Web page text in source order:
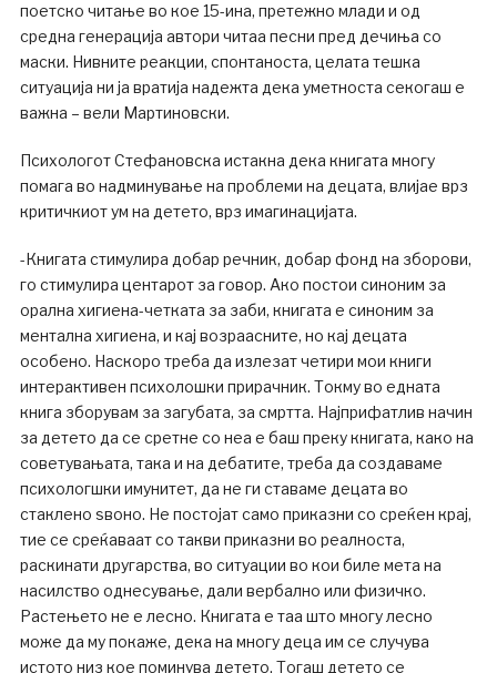
поетско читање во кое 15-ина, претежно млади и од
средна генерација автори читаа песни пред дечиња со
маски. Нивните реакции, спонтаноста, целата тешка
ситуација ни ја вратија надежта дека уметноста секогаш е
важна – вели Мартиновски.
Психологот Стефановска истакна дека книгата многу
помага во надминување на проблеми на децата, влијае врз
критичкиот ум на детето, врз имагинацијата.
-Книгата стимулира добар речник, добар фонд на зборови,
го стимулира центарот за говор. Ако постои синоним за
орална хигиена-четката за заби, книгата е синоним за
ментална хигиена, и кај возраасните, но кај децата
особено. Наскоро треба да излезат четири мои книги
интерактивен психолошки прирачник. Токму во едната
книга зборувам за загубата, за смртта. Најприфатлив начин
за детето да се сретне со неа е баш преку книгата, како на
советувањата, така и на дебатите, треба да создаваме
психологшки имунитет, да не ги ставаме децата во
стаклено ѕвоно. Не постојат само приказни со среќен крај,
тие се среќаваат со такви приказни во реалноста,
раскинати другарства, во ситуации во кои биле мета на
насилство однесување, дали вербално или физичко.
Растењето не е лесно. Книгата е таа што многу лесно
може да му покаже, дека на многу деца им се случува
истото низ кое поминува детето. Тогаш детето се